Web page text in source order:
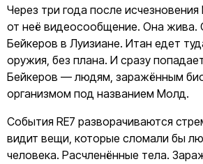
Через три года после
от неё видеосообщение. Она жива.
Бейкеров в Луизиане. Итан едет
оружия, без плана. И сразу
Бейкеров — людям, заражённым
организмом под названием Молд.
События RE7 разворачиваются
видит вещи, которые сломали бы
человека. Расчленённые тела.